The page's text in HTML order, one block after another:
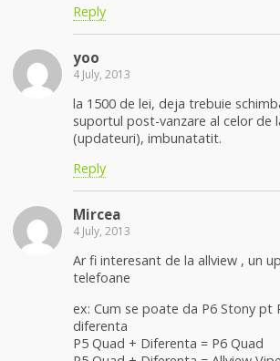
Reply
yoo
4 July, 2013
la 1500 de lei, deja trebuie
suportul post-vanzare al celor de
(updateuri), imbunatatit.
Reply
Mircea
4 July, 2013
Ar fi interesant de la allview , un
telefoane
ex: Cum se poate da P6 Stony pt
diferenta
P5 Quad + Diferenta = P6 Quad